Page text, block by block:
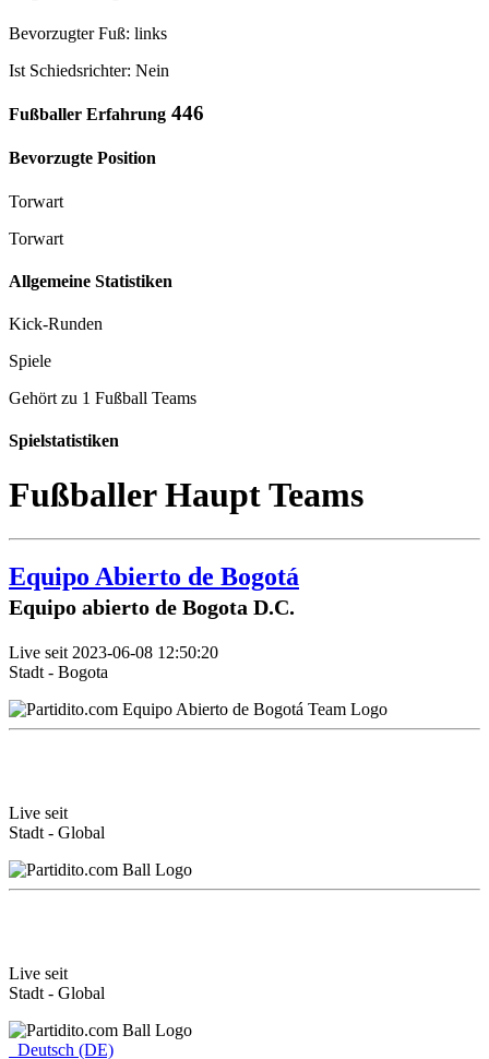
Bevorzugter Fuß: links
Ist Schiedsrichter: Nein
Fußballer Erfahrung 446
Bevorzugte Position
Torwart
Torwart
Allgemeine Statistiken
Kick-Runden
Spiele
Gehört zu 1 Fußball Teams
Spielstatistiken
Fußballer Haupt Teams
Equipo Abierto de Bogotá
Equipo abierto de Bogota D.C.
Live seit 2023-06-08 12:50:20
Stadt - Bogota
Live seit
Stadt - Global
Live seit
Stadt - Global
Deutsch (DE)